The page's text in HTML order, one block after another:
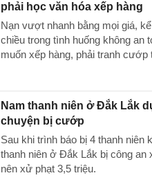
phải học văn hóa xếp hàng
Nạn vượt nhanh bằng mọi giá,
chiều trong tình huống không an
muốn xếp hàng, phải tranh cướp
Nam thanh niên ở Đắk Lắk
chuyện bị cướp
Sau khi trình báo bị 4 thanh niên
thanh niên ở Đắk Lắk bị công an
nên xử phạt 3,5 triệu.